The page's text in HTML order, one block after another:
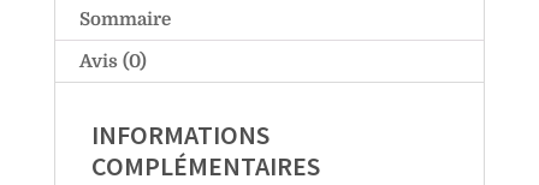
Sommaire
Avis (0)
INFORMATIONS
COMPLÉMENTAIRES